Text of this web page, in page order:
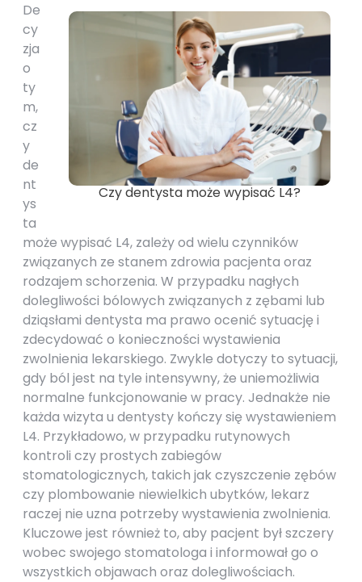
Czy dentysta może wypisać L4?
De
cy
zja
o
ty
m,
cz
y
de
nt
ys
ta
może wypisać L4, zależy od wielu czynników
związanych ze stanem zdrowia pacjenta oraz
rodzajem schorzenia. W przypadku nagłych
dolegliwości bólowych związanych z zębami lub
dziąsłami dentysta ma prawo ocenić sytuację i
zdecydować o konieczności wystawienia
zwolnienia lekarskiego. Zwykle dotyczy to sytuacji,
gdy ból jest na tyle intensywny, że uniemożliwia
normalne funkcjonowanie w pracy. Jednakże nie
każda wizyta u dentysty kończy się wystawieniem
L4. Przykładowo, w przypadku rutynowych
kontroli czy prostych zabiegów
stomatologicznych, takich jak czyszczenie zębów
czy plombowanie niewielkich ubytków, lekarz
raczej nie uzna potrzeby wystawienia zwolnienia.
Kluczowe jest również to, aby pacjent był szczery
wobec swojego stomatologa i informował go o
wszystkich objawach oraz dolegliwościach.